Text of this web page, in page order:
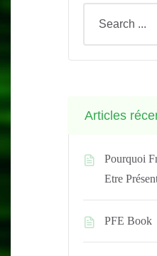
Articles
Pourquoi
Etre
PFE Book